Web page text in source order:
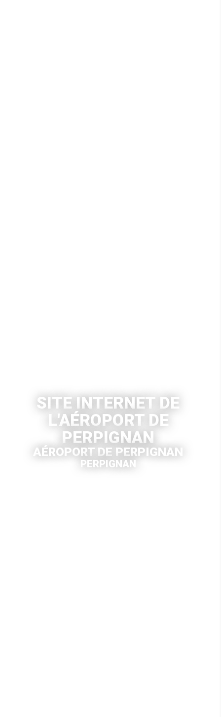
SITE INTERNET DE
L'AÉROPORT DE
PERPIGNAN
AÉROPORT DE PERPIGNAN
PERPIGNAN